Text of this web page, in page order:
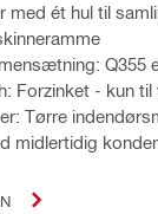
med ét hul til
Q355
Forzinket - kun
Tørre
midlertidig